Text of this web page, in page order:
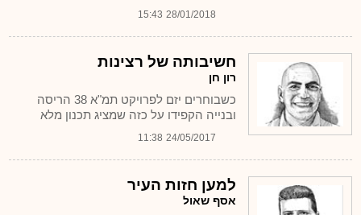
28/01/2018
15:43
חשיבותה של רצינות
רון חן
כשבוחרים יזם לפרויקט תמ"א 38 הריסה
ובנייה הקפידו על כזה שמציג תכנון מלא
24/05/2017
11:38
למען חזות העיר
אסף שאול